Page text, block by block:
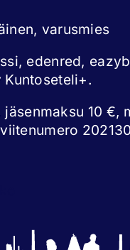
varusmies
edenred,
Kuntoseteli+.
10 €,